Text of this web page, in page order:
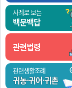
사례로 보는
백문백답
관련법령
관련생활조례
귀농·귀어·귀촌